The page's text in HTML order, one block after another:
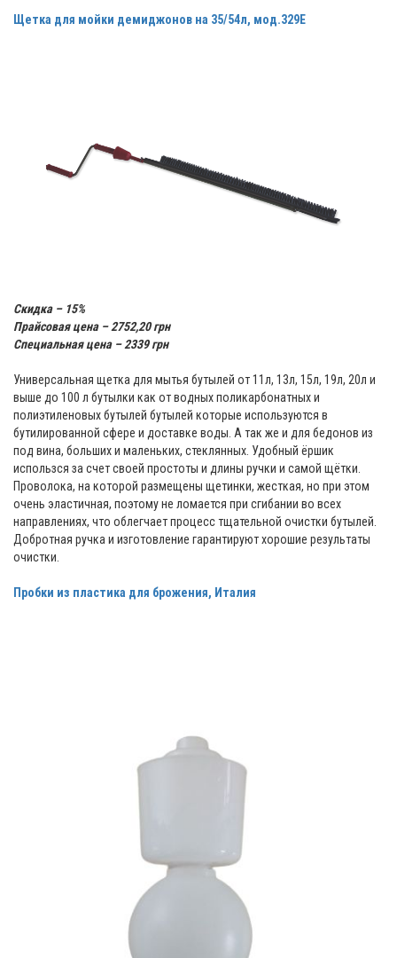
Щетка для мойки демиджонов на 35/54л, мод.329E
Скидка – 15%
Прайсовая цена – 2752,20 грн
Специальная цена – 2339 грн
Универсальная щетка для мытья бутылей от 11л, 13л, 15л, 19л, 20л и
выше до 100 л бутылки как от водных поликарбонатных и
полиэтиленовых бутылей бутылей которые используются в
бутилированной сфере и доставке воды. А так же и для бедонов из
под вина, больших и маленьких, стеклянных. Удобный ёршик
использся за счет своей простоты и длины ручки и самой щётки.
Проволока, на которой размещены щетинки, жесткая, но при этом
очень эластичная, поэтому не ломается при сгибании во всех
направлениях, что облегчает процесс тщательной очистки бутылей.
Добротная ручка и изготовление гарантируют хорошие результаты
очистки.
Пробки из пластика для брожения, Италия